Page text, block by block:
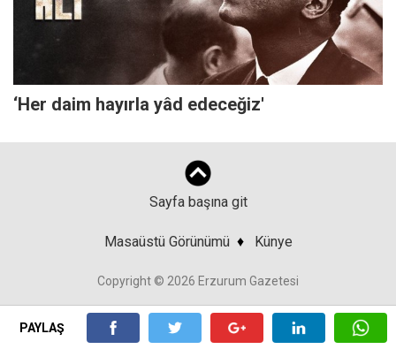
PAYLAŞ
‘Her daim hayırla yâd edeceğiz'
Sayfa başına git
Masaüstü Görünümü ♦ Künye
Copyright © 2026 Erzurum Gazetesi